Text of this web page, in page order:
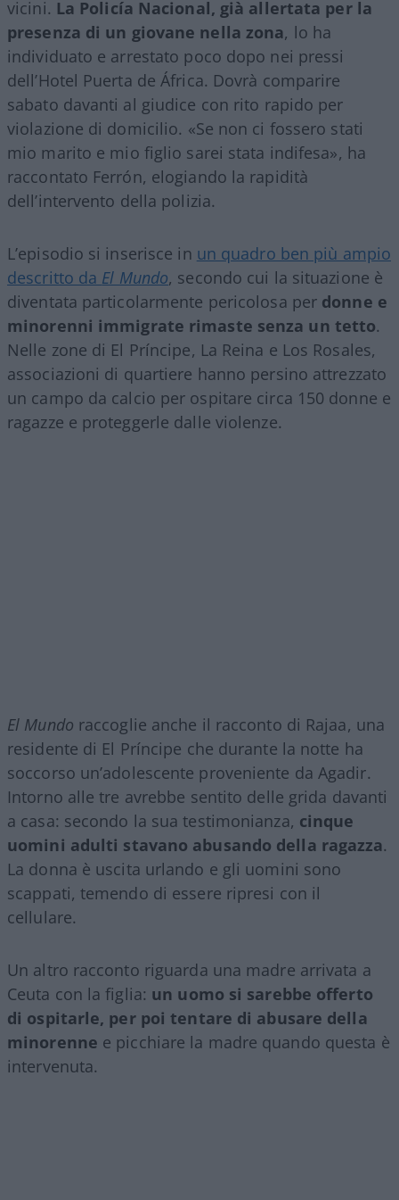
vicini. La Policía Nacional, già allertata per la
presenza di un giovane nella zona, lo ha
individuato e arrestato poco dopo nei pressi
dell’Hotel Puerta de África. Dovrà comparire
sabato davanti al giudice con rito rapido per
violazione di domicilio. «Se non ci fossero stati
mio marito e mio figlio sarei stata indifesa», ha
raccontato Ferrón, elogiando la rapidità
dell’intervento della polizia.
L’episodio si inserisce in un quadro ben più ampio
descritto da El Mundo, secondo cui la situazione è
diventata particolarmente pericolosa per donne e
minorenni immigrate rimaste senza un tetto.
Nelle zone di El Príncipe, La Reina e Los Rosales,
associazioni di quartiere hanno persino attrezzato
un campo da calcio per ospitare circa 150 donne e
ragazze e proteggerle dalle violenze.
El Mundo raccoglie anche il racconto di Rajaa, una
residente di El Príncipe che durante la notte ha
soccorso un’adolescente proveniente da Agadir.
Intorno alle tre avrebbe sentito delle grida davanti
a casa: secondo la sua testimonianza, cinque
uomini adulti stavano abusando della ragazza.
La donna è uscita urlando e gli uomini sono
scappati, temendo di essere ripresi con il
cellulare.
Un altro racconto riguarda una madre arrivata a
Ceuta con la figlia: un uomo si sarebbe offerto
di ospitarle, per poi tentare di abusare della
minorenne e picchiare la madre quando questa è
intervenuta.